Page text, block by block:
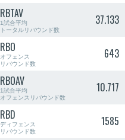
RBTAV
1試合平均
トータルリバウンド数
37.133
RBO
オフェンス
リバウンド数
643
RBOAV
1試合平均
オフェンスリバウンド数
10.717
RBD
ディフェンス
リバウンド数
1585